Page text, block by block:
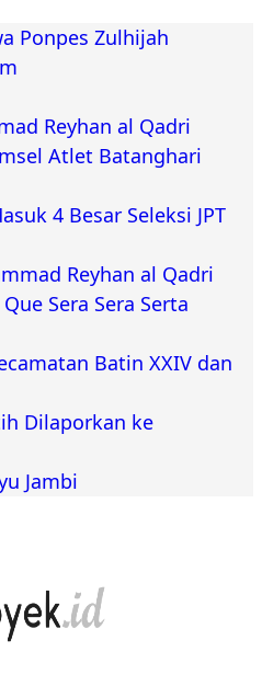
Ponpes Zulhijah
Reyhan al Qadri
Atlet Batanghari
4 Besar Seleksi JPT
Reyhan al Qadri
Sera Sera Serta
Batin XXIV dan
Dilaporkan ke
Jambi